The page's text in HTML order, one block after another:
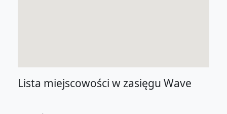
Lista miejscowości w zasięgu Wave